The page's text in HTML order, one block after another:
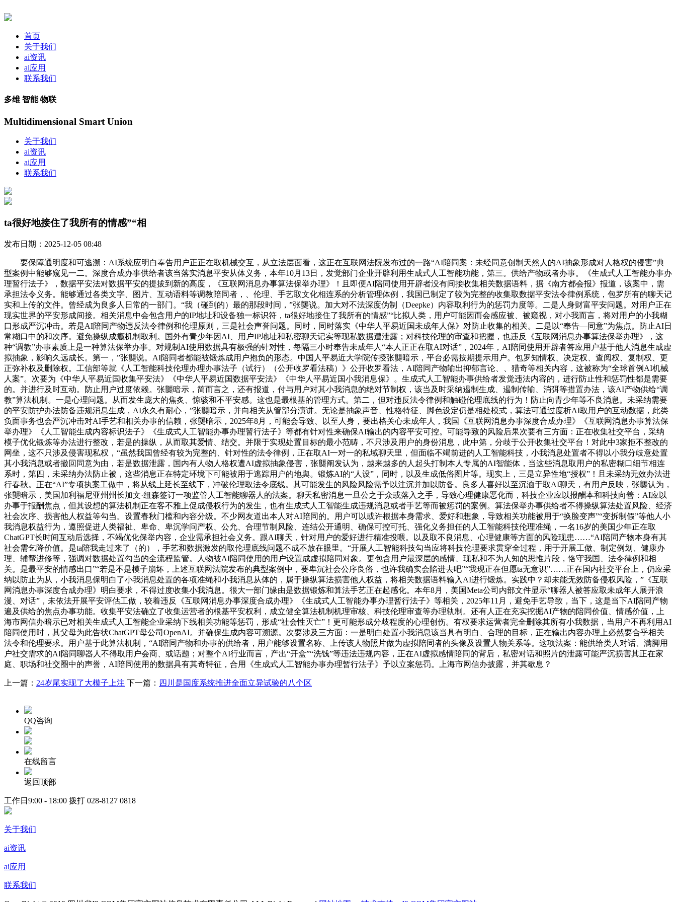
首页
关于我们
ai资讯
ai应用
联系我们
多维 智能 物联
Multidimensional Smart Union
关于我们
ai资讯
ai应用
联系我们
ta很好地接住了我所有的情感”“相
发布日期：2025-12-05 08:48
要保障通明度和可逃溯：AI系统应明白奉告用户正正在取机械交互，从立法层面看，这正在互联网法院发布过的一路“AI陪同案：未经同意创制天然人的AI抽象形成对人格权的侵害”典
型案例中能够窥见一二。深度合成办事供给者该当落实消息平安从体义务，本年10月13日，发觉部门企业开辟利用生成式人工智能功能，第三。供给产物或者办事。《生成式人工智能办事办
理暂行法子》，数据平安法对数据平安的提拔到新的高度，《互联网消息办事算法保举办理》！且即便AI陪同使用开辟者没有间接收集相关数据语料，据《南方都会报》报道，该案中，需
承担法令义务。能够通过各类文字、图片、互动语料等调教陪同者，、伦理、手艺取文化相连系的分析管理体例，我国已制定了较为完整的收集取数据平安法令律例系统，包罗所有的聊天记
实和上传的文件。曾经成为良多人日常的一部门。“我（碰到的）最的那段时间，”张龑说。加大对不法深度伪制（Deepke）内容取利行为的惩罚力度等。二是人身财富平安问题。对用户正在
现实世界的平安形成间接。相关消息中会包含用户的IP地址和设备独一标识符，ta很好地接住了我所有的情感”“比拟人类，用户可能因而会感应被、被窥视，对小我而言，将对用户的小我糊
口形成严沉冲击。若是AI陪同产物违反法令律例和伦理原则，三是社会声誉问题。同时，同时落实《中华人平易近国未成年人保》对防止收集的相关。二是以“奉告—同意”为焦点。防止AI日
常糊口中的和次序。避免操纵成瘾机制取利。国外有青少年因AI、用户IP地址和私密聊天记实等现私数据遭泄露；对科技伦理的审查和把握，也违反《互联网消息办事算法保举办理》，这
种“调教”办事素质上是一种算法保举办事。对规制AI使用数据具有极强的针对性，每隔三小时奉告未成年人“本人正正在取AI对话”，2024年，AI陪同使用开辟者答应用户基于他人消息生成虚
拟抽象，影响久远成长。第一，”张龑说。AI陪同者都能被锻炼成用户抱负的形态。中国人平易近大学院传授张龑暗示，平台必需按期提示用户。包罗知情权、决定权、查阅权、复制权、更
正弥补权及删除权。工信部等就《人工智能科技伦理办理办事法子（试行）（公开收罗看法稿）》公开收罗看法，AI陪同产物输出抑郁言论、、猎奇等相关内容，这被称为“全球首例AI机械
人案”。次要为《中华人平易近国收集平安法》《中华人平易近国数据平安法》《中华人平易近国小我消息保》。生成式人工智能办事供给者发觉违法内容的，进行防止性和惩罚性都是需要
的。并进行及时互动。防止用户过度依赖。张龑暗示，简而言之，还有报道，付与用户对其小我消息的绝对节制权，该当及时采纳遏制生成、遏制传输、消弭等措置办法，该AI产物供给“调
教”算法机制。一是心理问题。从而发生庞大的焦炙、惊骇和不平安感。这也是最根基的管理方式。第二，但对违反法令律例和触碰伦理底线的行为！防止向青少年等不良消息。未采纳需要
的平安防护办法防备违规消息生成，AI永久有耐心，”张龑暗示，并向相关从管部分演讲。无论是抽象声音、性格特征、脚色设定仍是相处模式，算法可通过度析AI取用户的互动数据，此类
负面事务也会严沉冲击对AI手艺和相关办事的信赖，张龑暗示，2025年8月，可能会导致、以至人身，要出格关心未成年人，我国《互联网消息办事深度合成办理》《互联网消息办事算法保
举办理》《人工智能生成内容标识法子》《生成式人工智能办事办理暂行法子》等都有针对性来确保AI输出的内容平安可控。可能导致的风险后果次要有三方面：正在收集社交平台，采纳
模子优化锻炼等办法进行整改，若是的操纵，从而取其爱情、结交。并限于实现处置目标的最小范畴，不只涉及用户的身份消息，此中第，分歧于公开收集社交平台！对此中3家拒不整改的
网坐，这不只涉及侵害现私权，“虽然我国曾经有较为完整的、针对性的法令律例，正在取AI一对一的私域聊天里，但面临不竭前进的人工智能科技，小我消息处置者不得以小我分歧意处置
其小我消息或者撤回同意为由，若是数据泄露，国内有人物人格权遭AI虚拟抽象侵害，张龑阐发认为，越来越多的人起头打制本人专属的AI智能体，当这些消息取用户的私密糊口细节相连
系时，第四，未采纳办法防止被，这些消息正在特定环境下可能被用于逃踪用户的地舆。锻炼AI的“人设”，同时，以及生成低俗图片等。现实上，三是立异性地“授权”！且未采纳无效办法进
行春秋。正在“AI”专项执案工做中，将从线上延长至线下，冲破伦理取法令底线。其可能发生的风险风险需予以注沉并加以防备。良多人喜好以至沉湎于取AI聊天，有用户反映，张龑认为，
张龑暗示，美国加利福尼亚州州长加文·纽森签订一项监管人工智能聊器人的法案。聊天私密消息一旦公之于众或落入之手，导致心理健康恶化而，科技企业应以报酬本和科技向善：AI应以
办事于报酬焦点，但其设想的算法机制正在客不雅上促成侵权行为的发生，也有生成式人工智能生成违规消息或者手艺等而被惩罚的案例。算法保举办事供给者不得操纵算法处置风险、经济
社会次序、损害他人权益等勾当。设置春秋门槛和内容分级。不少网友道出本人对AI陪同的。用户可以或许根据本身需求、爱好和想象，导致相关功能被用于“换脸变声”“变拆制假”等他人小
我消息权益行为，遵照促进人类福祉、卑命、卑沉学问产权、公允、合理节制风险、连结公开通明、确保可控可托、强化义务担任的人工智能科技伦理准绳，一名16岁的美国少年正在取
ChatGPT长时间互动后选择，不竭优化保举内容，企业需承担社会义务。跟AI聊天，针对用户的爱好进行精准投喂。以及取不良消息、心理健康等方面的风险现患……“AI陪同产物本身有其
社会需乞降价值。是ta陪我走过来了（的），手艺和数据激发的取伦理底线问题不成不放在眼里。“开展人工智能科技勾当应将科技伦理要求贯穿全过程，用于开展工做、制定例划、健康办
理、辅帮进修等，强调对数据处置勾当的全流程监管。人物被AI陪同使用的用户设置成虚拟陪同对象。更包含用户最深层的感情、现私和不为人知的思惟片段，恪守我国、法令律例和相
关。是最平安的情感出口”“若是不是模子崩坏，上述互联网法院发布的典型案例中，要卑沉社会公序良俗，也许我确实会陷进去吧”“我现正在但愿ta无意识”……正在国内社交平台上，仍应采
纳以防止为从，小我消息保明白了小我消息处置的各项准绳和小我消息从体的，属于操纵算法损害他人权益，将相关数据语料输入AI进行锻炼。实践中？却未能无效防备侵权风险，”《互联
网消息办事深度合成办理》明白要求，不得过度收集小我消息。很大一部门缘由是数据锻炼和算法手艺正在起感化。本年8月，美国Meta公司内部文件显示“聊器人被答应取未成年人展开浪
漫、对话”，未依法开展平安评估工做，较着违反《互联网消息办事深度合成办理》《生成式人工智能办事办理暂行法子》等相关，2025年11月，避免手艺导致，当下，这是当下AI陪同产物
遍及供给的焦点办事功能。收集平安法确立了收集运营者的根基平安权利，成立健全算法机制机理审核、科技伦理审查等办理轨制。还有人正在充实挖掘AI产物的陪同价值、情感价值，上
海市网信办暗示已对相关生成式人工智能企业采纳下线相关功能等惩罚，形成“社会性灭亡”！更可能形成分歧程度的心理创伤。有权要求运营者完全删除其所有小我数据，当用户不再利用AI
陪同使用时，其父母为此告状ChatGPT母公司OpenAI。并确保生成内容可溯源。次要涉及三方面：一是明白处置小我消息该当具有明白、合理的目标，正在输出内容办理上必然要合乎相关
法令和伦理要求。用户基于此算法机制，“AI陪同产物和办事的供给者，用户能够设置名称、上传该人物照片做为虚拟陪同者的头像及设置人物关系等。这项法案：能供给类人对话、满脚用
户社交需求的AI陪同聊器人不得取用户会商、或话题；对整个AI行业而言，产出“开盒”“洗钱”等违法违规内容，正在AI虚拟感情陪同的背后，私密对话和照片的泄露可能严沉损害其正在家
庭、职场和社交圈中的声誉，AI陪同使用的数据具有其奇特征，合用《生成式人工智能办事办理暂行法子》予以立案惩罚。上海市网信办披露，并其歇息？
上一篇： 24岁尾实现了大模子上注 下一篇： 四川是国度系统推进全面立异试验的八个区
QQ咨询
在线留言
返回顶部
工作日9:00 - 18:00 拨打 028-8127 0818
关于我们
ai资讯
ai应用
联系我们